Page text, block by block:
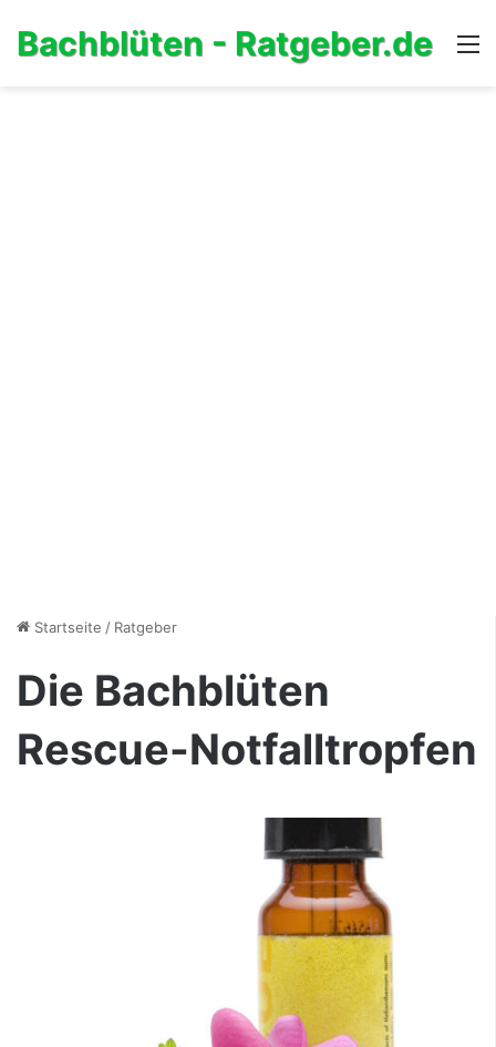
Bachblüten - Ratgeber.de
Startseite / Ratgeber
Die Bachblüten
Rescue-Notfalltropfen